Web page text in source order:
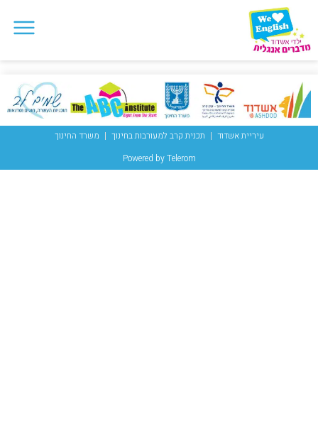
עיריית אשדוד תכנית קרב למעורבות בחינוך
משרד החינוך
Powered by Telerom